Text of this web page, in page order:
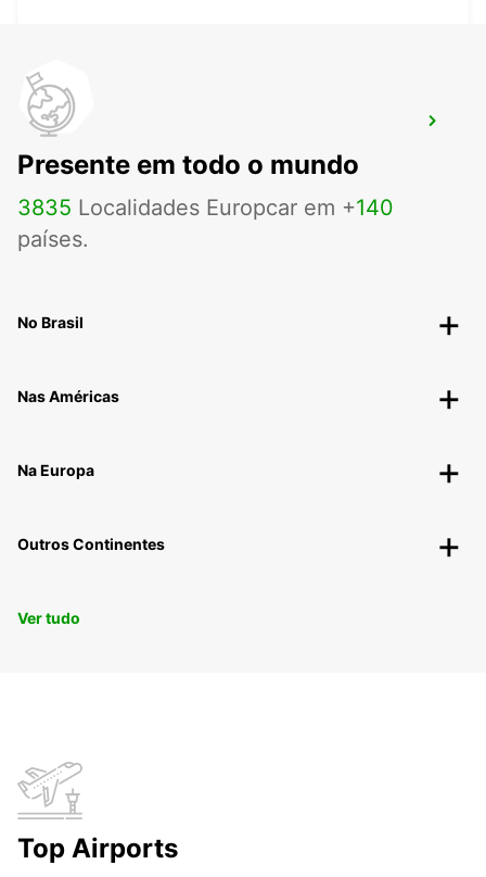
VICENZA - MILITARY BASE
Presente em todo o mundo
3835 Localidades Europcar em +140
países.
No Brasil
Nas Américas
Na Europa
Outros Continentes
Ver tudo
Top Airports